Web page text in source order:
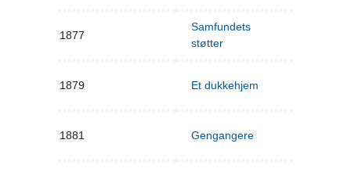
1877
Samfundets
støtter
1879 Et dukkehjem
1881 Gengangere